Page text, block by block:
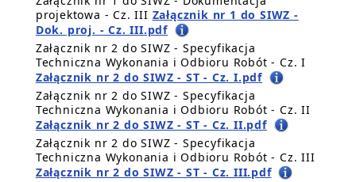
projektowa - Cz. III Załącznik nr 1 do SIWZ -
Dok. proj. - Cz. III.pdf
Załącznik nr 2 do SIWZ - Specyfikacja
Techniczna Wykonania i Odbioru Robót - Cz. I
Załącznik nr 2 do SIWZ - ST - Cz. I.pdf
Załącznik nr 2 do SIWZ - Specyfikacja
Techniczna Wykonania i Odbioru Robót - Cz. II
Załącznik nr 2 do SIWZ - ST - Cz. II.pdf
Załącznik nr 2 do SIWZ - Specyfikacja
Techniczna Wykonania i Odbioru Robót - Cz. III
Załącznik nr 2 do SIWZ - ST - Cz. III.pdf